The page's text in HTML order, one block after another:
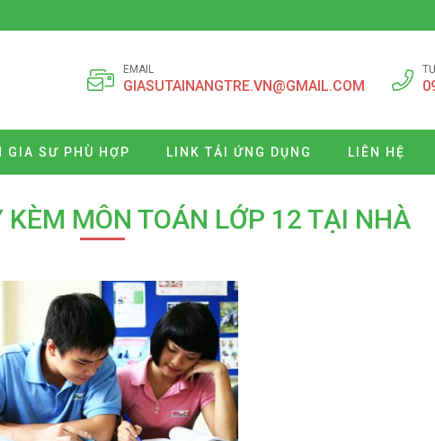
EMAIL
GIASUTAINANGTRE.VN@GMAIL.COM
GIA SƯ PHÙ HỢP LINK TẢI ỨNG DỤNG LIÊN HỆ
KÈM MÔN TOÁN LỚP 12 TẠI NHÀ